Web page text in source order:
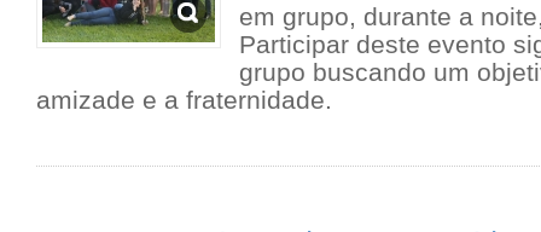
em grupo, durante a
Participar deste evento
grupo buscando um
amizade e a fraternidade.